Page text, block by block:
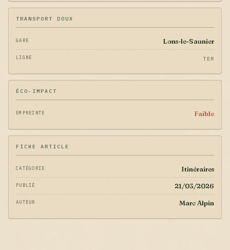
TRANSPORT DOUX
GARE Lons-le-Saunier
LIGNE TER
ÉCO-IMPACT
EMPREINTE Faible
FICHE ARTICLE
CATÉGORIE Itinéraires
PUBLIÉ 21/03/2026
AUTEUR Marc Alpin